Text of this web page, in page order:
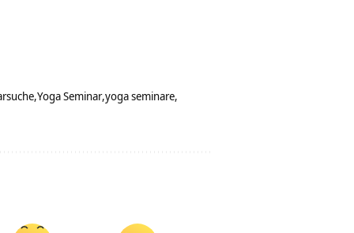
Yoga Seminar yoga seminare